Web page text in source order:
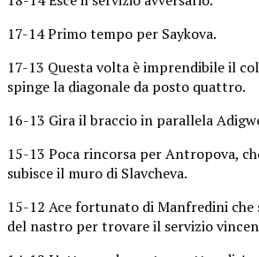
17-14 Primo tempo per Saykova.
17-13 Questa volta è imprendibile il
spinge la diagonale da posto quattro.
16-13 Gira il braccio in parallela
15-13 Poca rincorsa per Antropova,
subisce il muro di Slavcheva.
15-12 Ace fortunato di Manfredini
del nastro per trovare il servizio